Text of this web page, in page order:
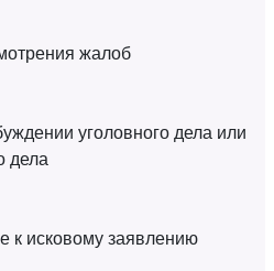
жалоб
уголовного дела или
дела
к исковому заявлению